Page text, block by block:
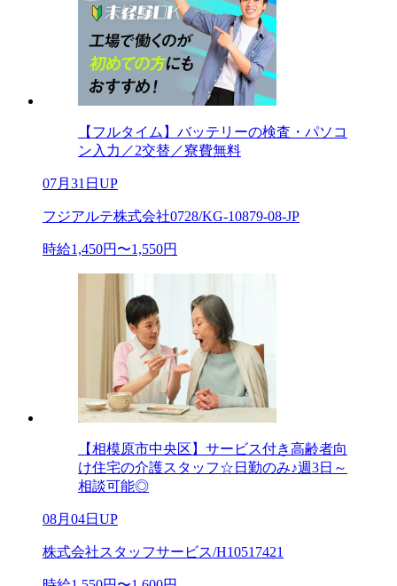
【フルタイム】バッテリーの検査・パソコ
ン入力／2交替／寮費無料
07月31日UP
フジアルテ株式会社0728/KG-10879-08-JP
時給1,450円〜1,550円
【相模原市中央区】サービス付き高齢者向
け住宅の介護スタッフ☆日勤のみ♪週3日～
相談可能◎
08月04日UP
株式会社スタッフサービス/H10517421